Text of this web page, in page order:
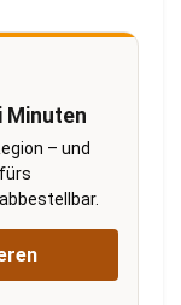
Minuten
– und